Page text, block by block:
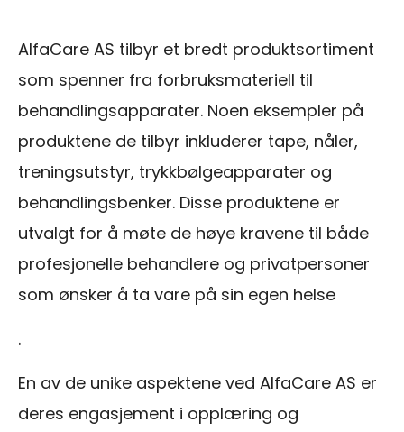
AlfaCare AS tilbyr et bredt produktsortiment
som spenner fra forbruksmateriell til
behandlingsapparater. Noen eksempler på
produktene de tilbyr inkluderer tape, nåler,
treningsutstyr, trykkbølgeapparater og
behandlingsbenker. Disse produktene er
utvalgt for å møte de høye kravene til både
profesjonelle behandlere og privatpersoner
som ønsker å ta vare på sin egen helse
.
En av de unike aspektene ved AlfaCare AS er
deres engasjement i opplæring og